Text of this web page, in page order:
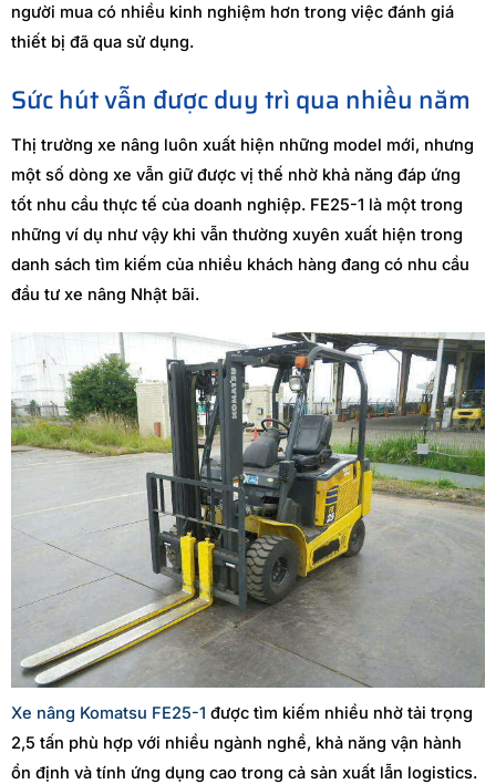
người mua có nhiều kinh nghiệm hơn trong việc đánh giá
thiết bị đã qua sử dụng.
Sức hút vẫn được duy trì qua nhiều năm
Thị trường xe nâng luôn xuất hiện những model mới, nhưng
một số dòng xe vẫn giữ được vị thế nhờ khả năng đáp ứng
tốt nhu cầu thực tế của doanh nghiệp. FE25-1 là một trong
những ví dụ như vậy khi vẫn thường xuyên xuất hiện trong
danh sách tìm kiếm của nhiều khách hàng đang có nhu cầu
đầu tư xe nâng Nhật bãi.
Xe nâng Komatsu FE25-1 được tìm kiếm nhiều nhờ tải trọng
2,5 tấn phù hợp với nhiều ngành nghề, khả năng vận hành
ổn định và tính ứng dụng cao trong cả sản xuất lẫn logistics.